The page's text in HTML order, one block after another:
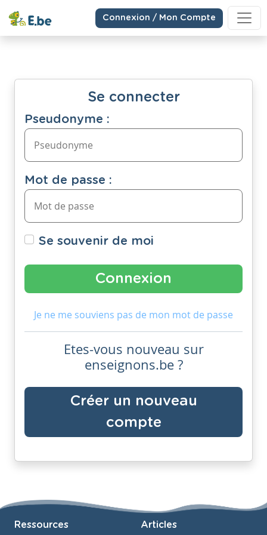
Connexion / Mon Compte
Se connecter
Pseudonyme :
Mot de passe :
Se souvenir de moi
Je ne me souviens pas de mon mot de passe
Etes-vous nouveau sur
enseignons.be ?
Créer un nouveau
compte
Ressources Articles